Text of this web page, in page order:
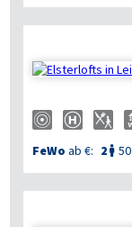
FeWo ab €: 2  50